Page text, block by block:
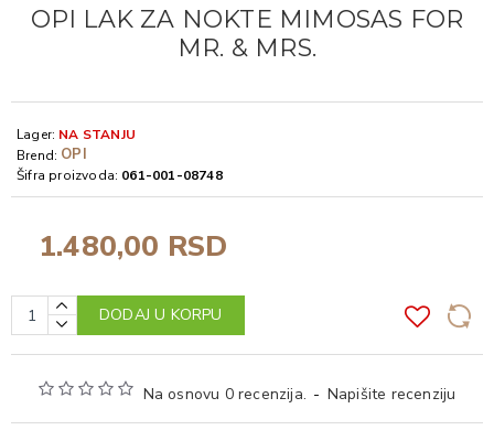
OPI LAK ZA NOKTE MIMOSAS FOR
MR. & MRS.
Na osnovu 0 recenzija. - Napišite recenziju
1.480,00 RSD
Lager: NA STANJU
Brend: OPI
Šifra proizvoda: 061-001-08748
DODAJ U KORPU